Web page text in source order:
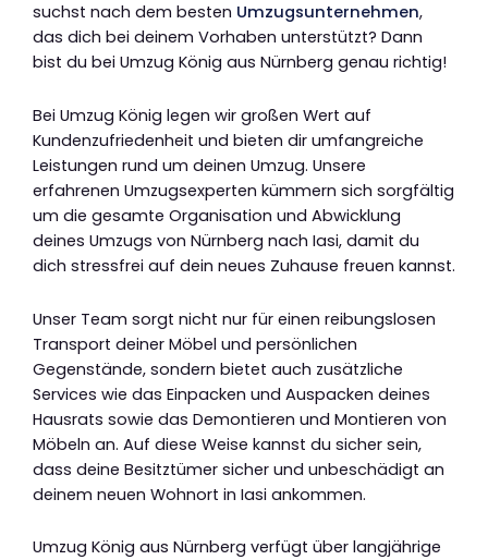
suchst nach dem besten Umzugsunternehmen,
das dich bei deinem Vorhaben unterstützt? Dann
bist du bei Umzug König aus Nürnberg genau richtig!
Bei Umzug König legen wir großen Wert auf
Kundenzufriedenheit und bieten dir umfangreiche
Leistungen rund um deinen Umzug. Unsere
erfahrenen Umzugsexperten kümmern sich sorgfältig
um die gesamte Organisation und Abwicklung
deines Umzugs von Nürnberg nach Iasi, damit du
dich stressfrei auf dein neues Zuhause freuen kannst.
Unser Team sorgt nicht nur für einen reibungslosen
Transport deiner Möbel und persönlichen
Gegenstände, sondern bietet auch zusätzliche
Services wie das Einpacken und Auspacken deines
Hausrats sowie das Demontieren und Montieren von
Möbeln an. Auf diese Weise kannst du sicher sein,
dass deine Besitztümer sicher und unbeschädigt an
deinem neuen Wohnort in Iasi ankommen.
Umzug König aus Nürnberg verfügt über langjährige